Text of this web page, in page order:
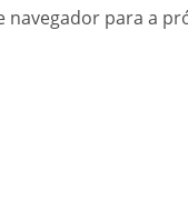
navegador para a